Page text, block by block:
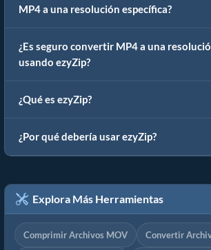
MP4 a una resolución específica?
¿Es seguro convertir MP4 a una
usando ezyZip?
¿Qué es ezyZip?
¿Por qué debería usar ezyZip?
Explora Más Herramientas
Comprimir Archivos MOV Convertir